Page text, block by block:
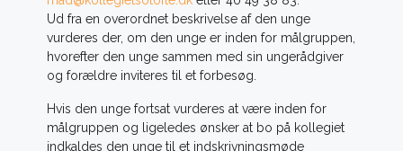
Ud fra en overordnet beskrivelse af den unge
vurderes der, om den unge er inden for målgruppen,
hvorefter den unge sammen med sin ungerådgiver
og forældre inviteres til et forbesøg.
Hvis den unge fortsat vurderes at være inden for
målgruppen og ligeledes ønsker at bo på kollegiet
indkaldes den unge til et indskrivningsmøde